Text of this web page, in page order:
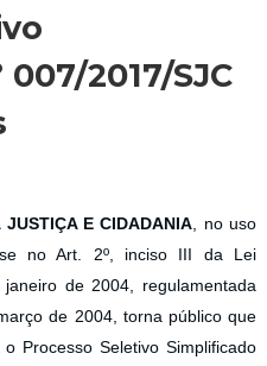
2017/SJC
JUSTIÇA E CIDADANIA , no uso
no Art. 2º, inciso III da Lei
de 2004, regulamentada
de 2004, torna público que
Processo Seletivo Simplificado